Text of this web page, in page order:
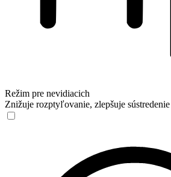
Režim pre nevidiacich
Znižuje rozptyľovanie, zlepšuje sústredenie